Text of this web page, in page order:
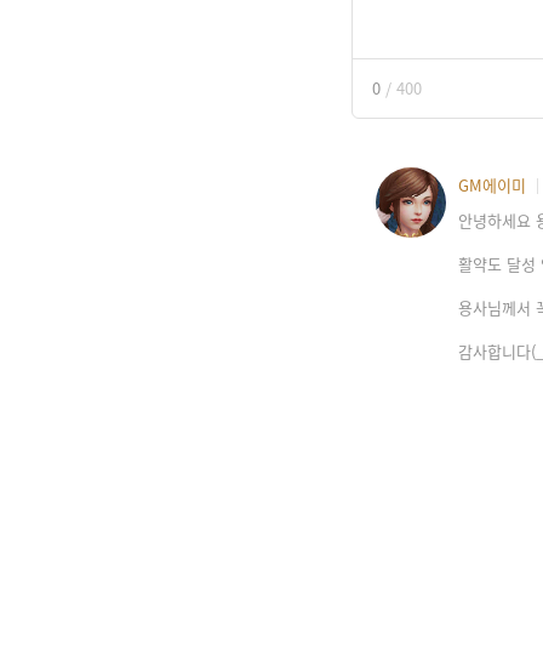
0 / 400
GM에이미
안녕하세요
활약도 달
용사님께서
감사합니다